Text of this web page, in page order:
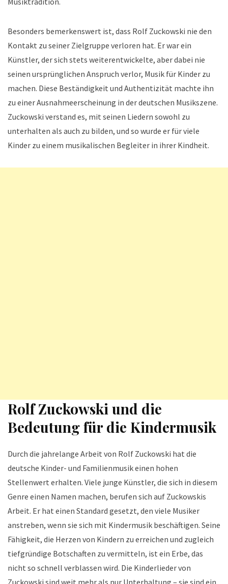
Besonders bemerkenswert ist, dass Rolf Zuckowski nie den
Kontakt zu seiner Zielgruppe verloren hat. Er war ein
Künstler, der sich stets weiterentwickelte, aber dabei nie
seinen ursprünglichen Anspruch verlor, Musik für Kinder zu
machen. Diese Beständigkeit und Authentizität machte ihn
zu einer Ausnahmeerscheinung in der deutschen Musikszene.
Zuckowski verstand es, mit seinen Liedern sowohl zu
unterhalten als auch zu bilden, und so wurde er für viele
Kinder zu einem musikalischen Begleiter in ihrer Kindheit.
Rolf Zuckowski und die
Bedeutung für die Kindermusik
Durch die jahrelange Arbeit von Rolf Zuckowski hat die
deutsche Kinder- und Familienmusik einen hohen
Stellenwert erhalten. Viele junge Künstler, die sich in diesem
Genre einen Namen machen, berufen sich auf Zuckowskis
Arbeit. Er hat einen Standard gesetzt, den viele Musiker
anstreben, wenn sie sich mit Kindermusik beschäftigen. Seine
Fähigkeit, die Herzen von Kindern zu erreichen und zugleich
tiefgründige Botschaften zu vermitteln, ist ein Erbe, das
nicht so schnell verblassen wird. Die Kinderlieder von
Zuckowski sind weit mehr als nur Unterhaltung – sie sind ein